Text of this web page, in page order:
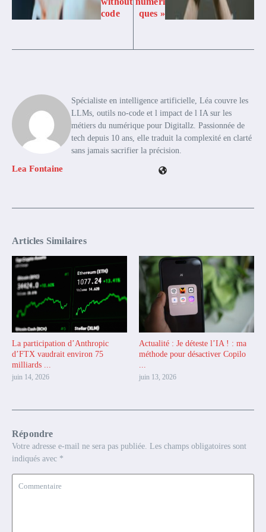
code
ques »
Lea Fontaine
Spécialiste en intelligence artificielle, Léa couvre les
LLMs, outils no-code et l impact de l IA sur les
métiers du numérique pour Digitallz. Passionnée de
tech depuis 10 ans, elle traduit la complexité en clarté
sans jamais sacrifier la précision.
Articles Similaires
La participation d’Anthropic
d’FTX vaudrait environ 75
milliards ...
juin 14, 2026
Actualité : Je déteste l’IA ! : ma
méthode pour désactiver Copilo
...
juin 13, 2026
Répondre
Votre adresse e-mail ne sera pas publiée. Les champs obligatoires sont
indiqués avec *